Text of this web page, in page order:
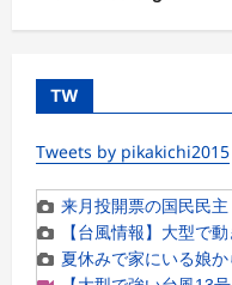
TW
Tweets by pikakichi2015